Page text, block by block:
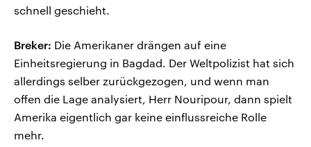
schnell geschieht.
Breker: Die Amerikaner drängen auf eine
Einheitsregierung in Bagdad. Der Weltpolizist hat sich
allerdings selber zurückgezogen, und wenn man
offen die Lage analysiert, Herr Nouripour, dann spielt
Amerika eigentlich gar keine einflussreiche Rolle
mehr.